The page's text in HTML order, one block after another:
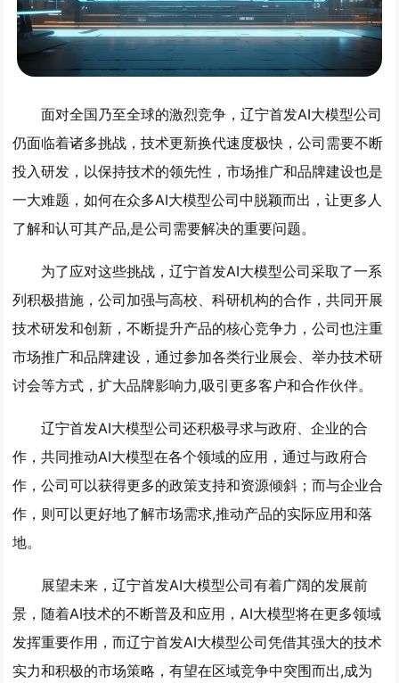
面对全国乃至全球的激烈竞争，辽宁首发AI大模型公司
仍面临着诸多挑战，技术更新换代速度极快，公司需要不断
投入研发，以保持技术的领先性，市场推广和品牌建设也是
一大难题，如何在众多AI大模型公司中脱颖而出，让更多人
了解和认可其产品,是公司需要解决的重要问题。
为了应对这些挑战，辽宁首发AI大模型公司采取了一系
列积极措施，公司加强与高校、科研机构的合作，共同开展
技术研发和创新，不断提升产品的核心竞争力，公司也注重
市场推广和品牌建设，通过参加各类行业展会、举办技术研
讨会等方式，扩大品牌影响力,吸引更多客户和合作伙伴。
辽宁首发AI大模型公司还积极寻求与政府、企业的合
作，共同推动AI大模型在各个领域的应用，通过与政府合
作，公司可以获得更多的政策支持和资源倾斜；而与企业合
作，则可以更好地了解市场需求,推动产品的实际应用和落
地。
展望未来，辽宁首发AI大模型公司有着广阔的发展前
景，随着AI技术的不断普及和应用，AI大模型将在更多领域
发挥重要作用，而辽宁首发AI大模型公司凭借其强大的技术
实力和积极的市场策略，有望在区域竞争中突围而出,成为